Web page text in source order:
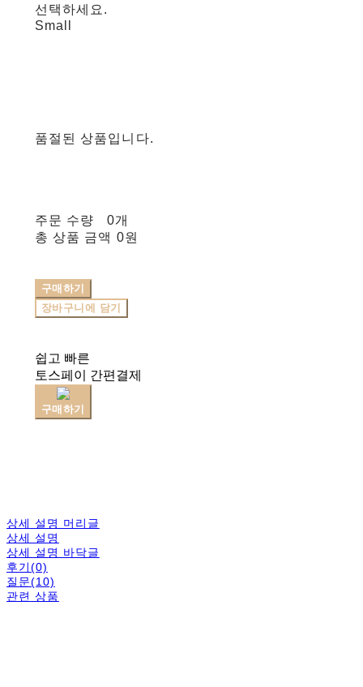
선택하세요.
Small
품절된 상품입니다.
주문 수량
0개
총 상품 금액 0원
구매하기
장바구니에 담기
쉽고 빠른
토스페이 간편결제
구매하기
상세 설명 머리글
상세 설명
상세 설명 바닥글
후기(0)
질문(10)
관련 상품